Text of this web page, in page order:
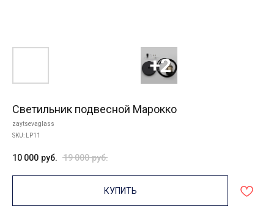
Светильник подвесной Марокко
zaytsevaglass
SKU:
LP11
10 000 руб. 19 000 руб.
КУПИТЬ